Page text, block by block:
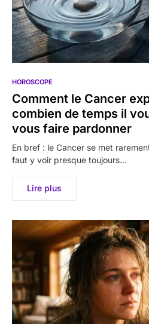
HOROSCOPE
Comment le Cancer
combien de temps il
vous faire pardonner
En bref : le Cancer se met
faut y voir presque toujours…
Lire plus